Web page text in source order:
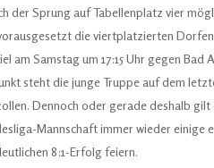
der Sprung auf Tabellenplatz vier
die viertplatzierten
am Samstag um 17:15 Uhr gegen
steht die junge Truppe auf dem
Dennoch oder gerade deshalb
Mannschaft immer wieder einige
8:1-Erfolg feiern.